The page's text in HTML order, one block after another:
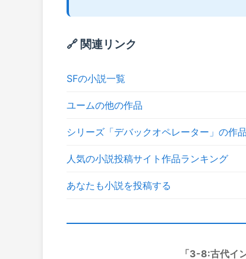
🔗 関連リンク
SFの小説一覧
ユームの他の作品
シリーズ「デバックオペレーター」の作
人気の小説投稿サイト作品ランキング
あなたも小説を投稿する
「3-8:古代イ